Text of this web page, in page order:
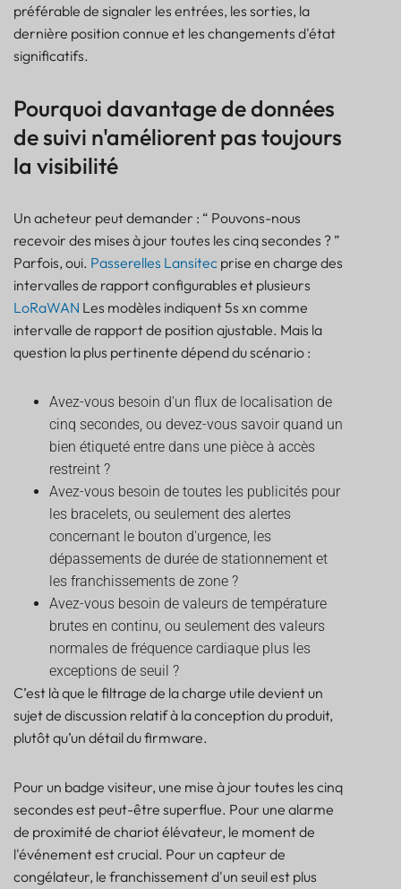
préférable de signaler les entrées, les sorties, la
dernière position connue et les changements d'état
significatifs.
Pourquoi davantage de données
de suivi n'améliorent pas toujours
la visibilité
Un acheteur peut demander : “ Pouvons-nous
recevoir des mises à jour toutes les cinq secondes ? ”
Parfois, oui. Passerelles Lansitec prise en charge des
intervalles de rapport configurables et plusieurs
LoRaWAN Les modèles indiquent 5s xn comme
intervalle de rapport de position ajustable. Mais la
question la plus pertinente dépend du scénario :
Avez-vous besoin d'un flux de localisation de
cinq secondes, ou devez-vous savoir quand un
bien étiqueté entre dans une pièce à accès
restreint ?
Avez-vous besoin de toutes les publicités pour
les bracelets, ou seulement des alertes
concernant le bouton d'urgence, les
dépassements de durée de stationnement et
les franchissements de zone ?
Avez-vous besoin de valeurs de température
brutes en continu, ou seulement des valeurs
normales de fréquence cardiaque plus les
exceptions de seuil ?
C’est là que le filtrage de la charge utile devient un
sujet de discussion relatif à la conception du produit,
plutôt qu’un détail du firmware.
Pour un badge visiteur, une mise à jour toutes les cinq
secondes est peut-être superflue. Pour une alarme
de proximité de chariot élévateur, le moment de
l'événement est crucial. Pour un capteur de
congélateur, le franchissement d'un seuil est plus